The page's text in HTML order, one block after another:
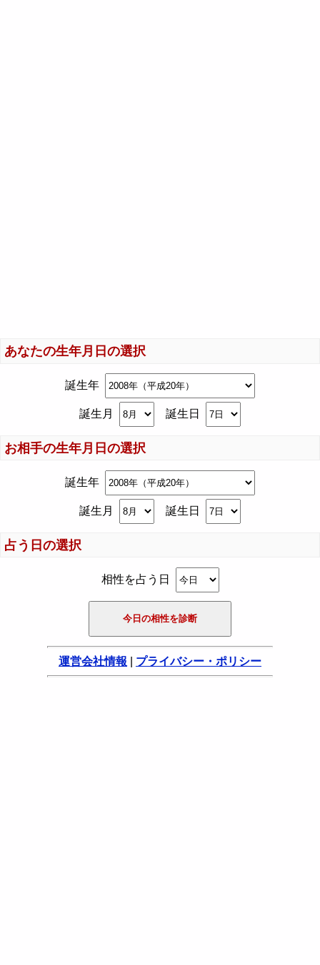
あなたの生年月日の選択
誕生年
誕生月 誕生日
お相手の生年月日の選択
誕生年
誕生月 誕生日
占う日の選択
相性を占う日
運営会社情報 プライバシー・ポリシー